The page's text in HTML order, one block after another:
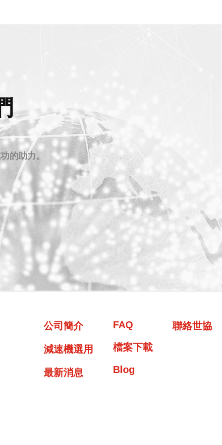
的助力。
公司簡介
減速機選用
最新消息
FAQ
檔案下載
Blog
聯絡世協